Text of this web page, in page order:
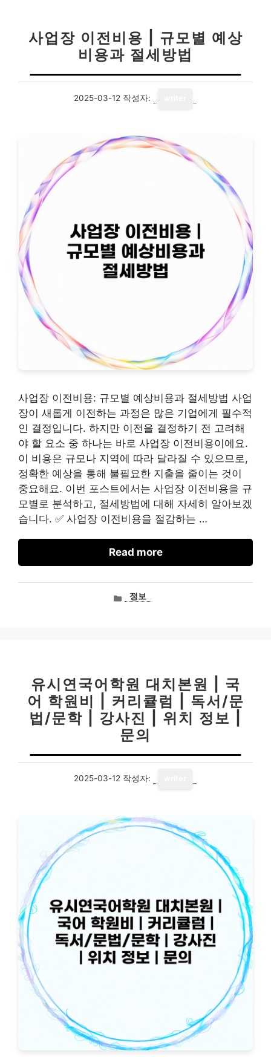
사업장 이전비용 | 규모별 예상
비용과 절세방법
2025-03-12 작성자:
사업장 이전비용: 규모별 예상비용과 절세방법 사업
장이 새롭게 이전하는 과정은 많은 기업에게 필수적
인 결정입니다. 하지만 이전을 결정하기 전 고려해
야 할 요소 중 하나는 바로 사업장 이전비용이에요.
이 비용은 규모나 지역에 따라 달라질 수 있으므로,
정확한 예상을 통해 불필요한 지출을 줄이는 것이
중요해요. 이번 포스트에서는 사업장 이전비용을 규
모별로 분석하고, 절세방법에 대해 자세히 알아보겠
습니다. ✅ 사업장 이전비용을 절감하는 …
Read more
카정보
유시연국어학원 대치본원 | 국
어 학원비 | 커리큘럼 | 독서/문
법/문학 | 강사진 | 위치 정보 |
문의
2025-03-12 작성자: